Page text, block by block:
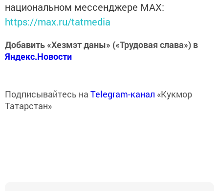
национальном мессенджере MАХ:
https://max.ru/tatmedia
Добавить «Хезмэт даны» («Трудовая слава») в
Яндекс.Новости
Подписывайтесь на Telegram-канал «Кукмор
Татарстан»